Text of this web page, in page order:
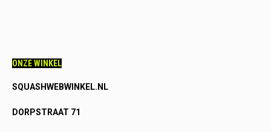
ONZE WINKEL
SQUASHWEBWINKEL.NL
DORPSTRAAT 71